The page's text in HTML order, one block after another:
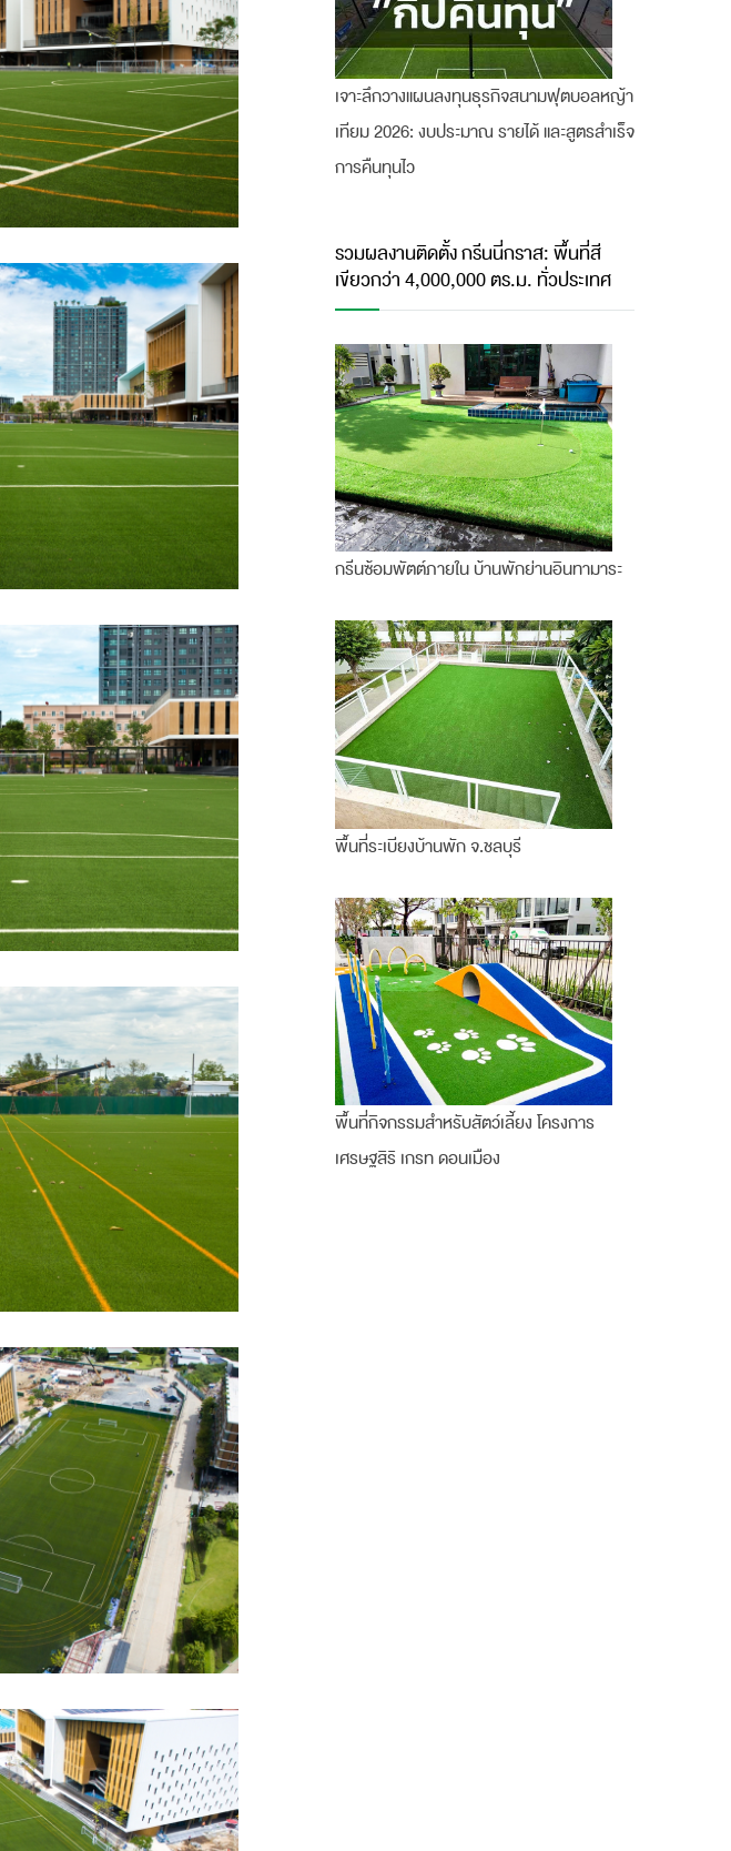
เจาะลึกวางแผนลงทุนธุรกิจสนามฟุตบอลหญ้า
เทียม 2026: งบประมาณ รายได้ และสูตรสำเร็จ
การคืนทุนไว
รวมผลงานติดตั้ง กรีนนี่กราส: พื้นที่สี
เขียวกว่า 4,000,000 ตร.ม. ทั่วประเทศ
กรีนซ้อมพัตต์ภายใน บ้านพักย่านอินทามาระ
พื้นที่ระเบียงบ้านพัก จ.ชลบุรี
พื้นที่กิจกรรมสำหรับสัตว์เลี้ยง โครงการ
เศรษฐสิริ เกรท ดอนเมือง